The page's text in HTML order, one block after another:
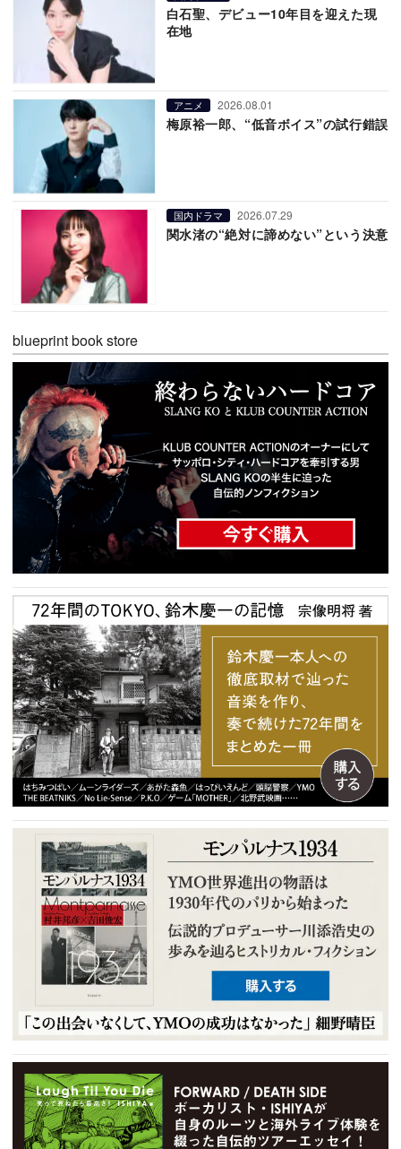
白石聖、デビュー10年目を迎えた現
在地
アニメ 2026.08.01
梅原裕一郎、“低音ボイス”の試行錯誤
国内ドラマ 2026.07.29
関水渚の“絶対に諦めない”という決意
blueprint book store